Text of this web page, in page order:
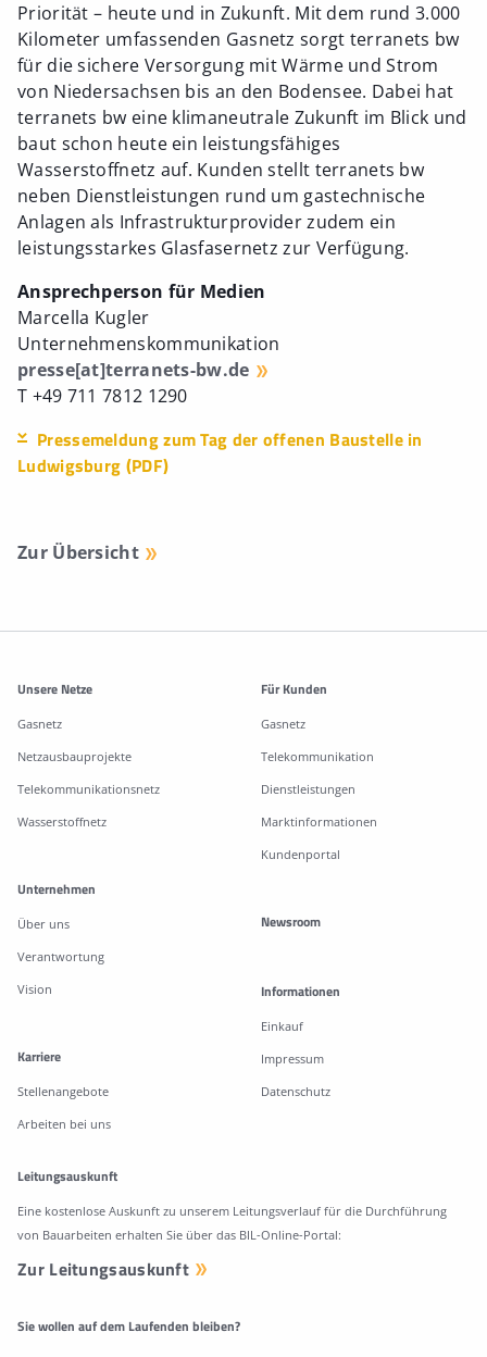
Priorität – heute und in Zukunft. Mit dem rund 3.000
Kilometer umfassenden Gasnetz sorgt terranets bw
für die sichere Versorgung mit Wärme und Strom
von Niedersachsen bis an den Bodensee. Dabei hat
terranets bw eine klimaneutrale Zukunft im Blick und
baut schon heute ein leistungsfähiges
Wasserstoffnetz auf. Kunden stellt terranets bw
neben Dienstleistungen rund um gastechnische
Anlagen als Infrastrukturprovider zudem ein
leistungsstarkes Glasfasernetz zur Verfügung.
Ansprechperson für Medien
Marcella Kugler
Unternehmenskommunikation
presse[at]terranets-bw.de
T +49 711 7812 1290
Pressemeldung zum Tag der offenen Baustelle in
Ludwigsburg (PDF)
Zur Übersicht
Weitere Informationen
Unsere Netze
Gasnetz
Netzausbauprojekte
Telekommunikationsnetz
Wasserstoffnetz
Für Kunden
Gasnetz
Telekommunikation
Dienstleistungen
Marktinformationen
Kundenportal
Unternehmen
Über uns
Verantwortung
Vision
Karriere
Stellenangebote
Arbeiten bei uns
Newsroom
Informationen
Einkauf
Impressum
Datenschutz
Leitungsauskunft
Eine kostenlose Auskunft zu unserem Leitungsverlauf für die Durchführung
von Bauarbeiten erhalten Sie über das BIL-Online-Portal:
Zur Leitungsauskunft
Sie wollen auf dem Laufenden bleiben?